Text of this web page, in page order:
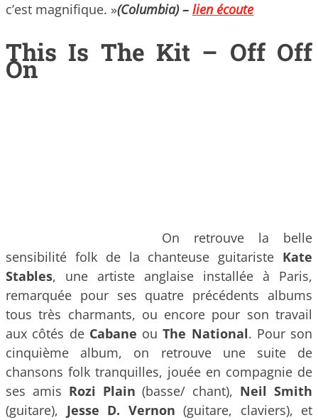
c’est magnifique. »(Columbia)– lien écoute
This Is The Kit – Off Off
On
On retrouve la belle
sensibilité folk de la chanteuse guitariste Kate
Stables, une artiste anglaise installée à Paris,
remarquée pour ses quatre précédents albums
tous très charmants, ou encore pour son travail
aux côtés de Cabane ouThe National. Pour son
cinquième album, on retrouve une suite de
chansons folk tranquilles, jouée en compagnie de
ses amis Rozi Plain (basse/ chant), Neil Smith
(guitare), Jesse D. Vernon (guitare, claviers), et